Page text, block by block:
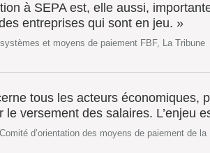
à SEPA est, elle aussi,
entreprises qui sont en jeu. »
et moyens de paiement FBF, La Tribune
tous les acteurs économiques,
le versement des salaires. L’enjeu
d’orientation des moyens de paiement de